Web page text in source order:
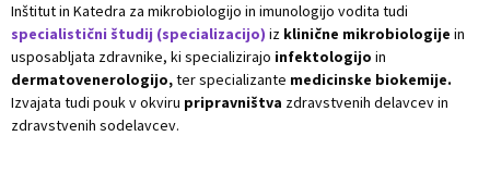
Inštitut in Katedra za mikrobiologijo in imunologijo vodita tudi
specialistični študij (specializacijo) iz klinične mikrobiologije in
usposabljata zdravnike, ki specializirajo infektologijo in
dermatovenerologijo,ter specializante medicinske biokemije.
Izvajata tudi pouk v okviru pripravništva zdravstvenih delavcev in
zdravstvenih sodelavcev.